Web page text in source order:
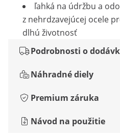
ľahká na údržbu a
z nehrdzavejúcej ocele
dlhú životnosť
Podrobnosti o
Náhradné diely
Premium záruka
Návod na použitie